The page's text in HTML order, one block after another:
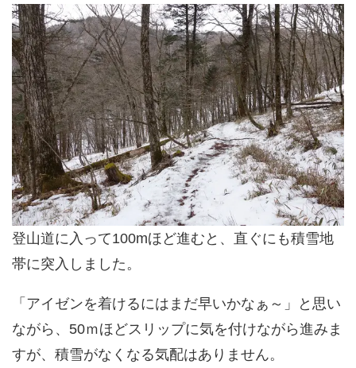
登山道に入って100mほど進むと、直ぐにも積雪地
帯に突入しました。
「アイゼンを着けるにはまだ早いかなぁ～」と思い
ながら、50ｍほどスリップに気を付けながら進みま
すが、積雪がなくなる気配はありません。